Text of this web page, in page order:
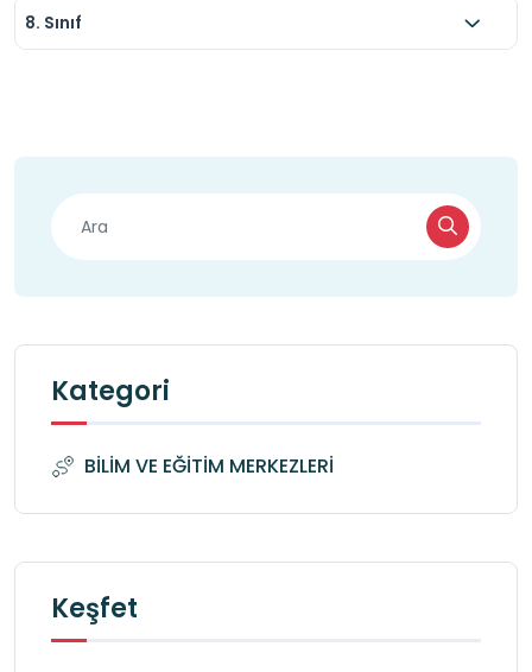
8. Sınıf
Kategori
BİLİM VE EĞİTİM MERKEZLERİ
Keşfet